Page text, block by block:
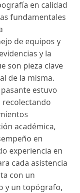
en calidad
fundamentales
de equipos y
y la
son pieza clave
de la misma.
estuvo
recolectando
académica,
en
experiencia en
cada asistencia
con un
y un topógrafo,